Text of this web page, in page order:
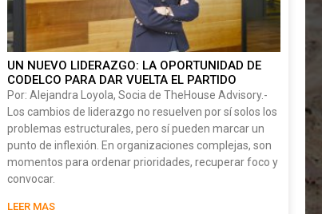
UN NUEVO LIDERAZGO: LA OPORTUNIDAD DE
CODELCO PARA DAR VUELTA EL PARTIDO
Por: Alejandra Loyola, Socia de TheHouse Advisory.-
Los cambios de liderazgo no resuelven por sí solos los
problemas estructurales, pero sí pueden marcar un
punto de inflexión. En organizaciones complejas, son
momentos para ordenar prioridades, recuperar foco y
convocar.
LEER MAS